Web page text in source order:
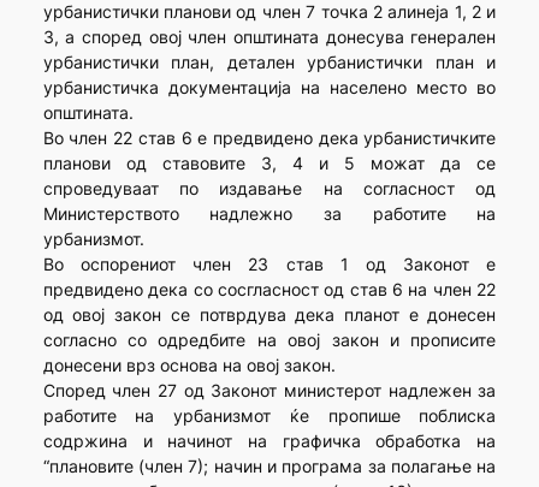
урбанистички планови од член 7 точка 2 алинеја 1, 2 и
3, а според овој член општината донесува генерален
урбанистички план, детален урбанистички план и
урбанистичка документација на населено место во
општината.
Во член 22 став 6 е предвидено дека урбанистичките
планови од ставовите 3, 4 и 5 можат да се
спроведуваат по издавање на согласност од
Министерството надлежно за работите на
урбанизмот.
Во оспорениот член 23 став 1 од Законот е
предвидено дека со сосгласност од став 6 на член 22
од овој закон се потврдува дека планот е донесен
согласно со одредбите на овој закон и прописите
донесени врз основа на овој закон.
Според член 27 од Законот министерот надлежен за
работите на урбанизмот ќе пропише поблиска
содржина и начинот на графичка обработка на
“плановите (член 7); начин и програма за полагање на